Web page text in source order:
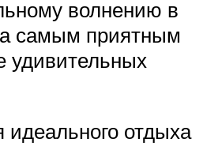
волнению в
самым приятным
удивительных
отдыха